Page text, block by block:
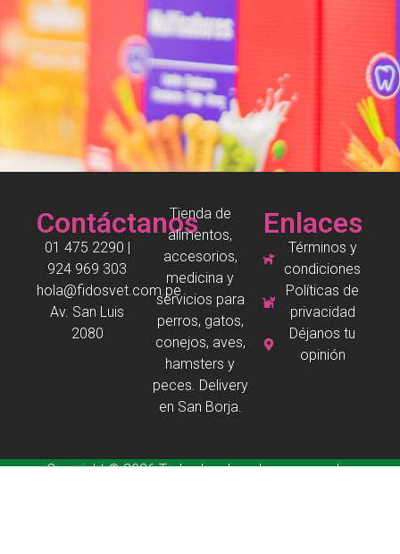
Contáctanos
01 475 2290 |
924 969 303
hola@fidosvet.com.pe
Av. San Luis
2080
Tienda de
alimentos,
accesorios,
medicina y
servicios para
perros, gatos,
conejos, aves,
hamsters y
peces. Delivery
en San Borja.
Enlaces
Términos y
condiciones
Políticas de
privacidad
Déjanos tu
opinión
Copyright © 2026 Todos los derechos reservados